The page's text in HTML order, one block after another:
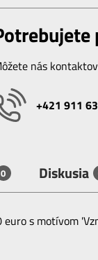
nás
+421 911
0 Diskusia
s motívom